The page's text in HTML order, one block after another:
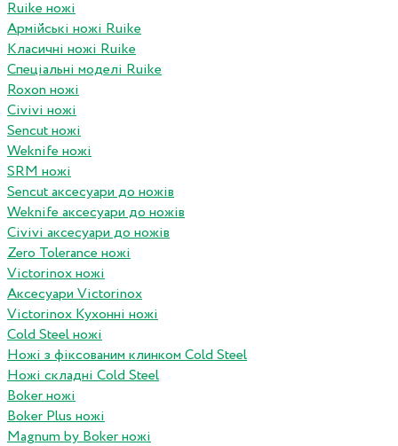
Ruike ножі
Армійські ножі Ruike
Класичні ножі Ruike
Спеціальні моделі Ruike
Roxon ножi
Civivi ножі
Sencut ножі
Weknife ножі
SRM ножі
Sencut аксесуари до ножів
Weknife аксесуари до ножів
Civivi аксесуари до ножів
Zero Tolerance ножі
Victorinox ножі
Аксесуари Victorinox
Victorinox Кухонні ножі
Cold Steel ножі
Ножі з фіксованим клинком Cold Steel
Ножі складні Cold Steel
Boker ножі
Boker Plus ножі
Magnum by Boker ножі